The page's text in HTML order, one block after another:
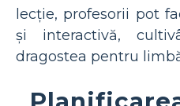
lecție, profesorii pot
și interactivă,
dragostea pentru